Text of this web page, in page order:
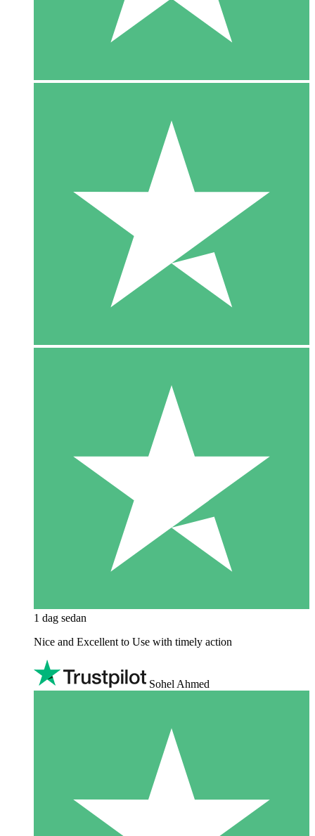
1 dag sedan
Nice and Excellent to Use with timely action
Sohel Ahmed